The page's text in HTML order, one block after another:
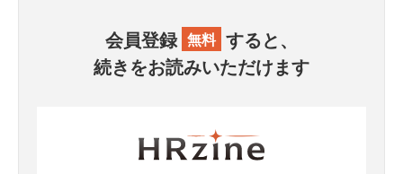
会員登録 無料 すると、
続きをお読みいただけます